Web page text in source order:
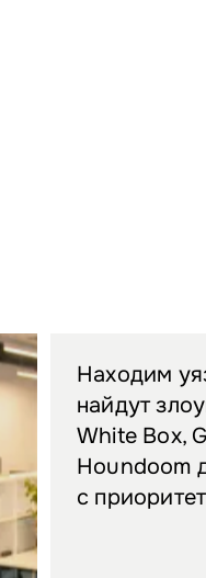
Находим
найдут
White Box,
Houndoom
с